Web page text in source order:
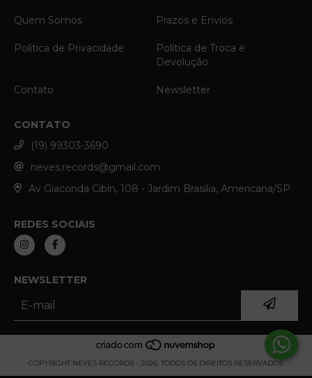
Quem Somos Prazos e Envios
Política de Privacidade
Política de Troca e
Devolução
Contato Newsletter
CONTATO
(19) 99303-3690
neves.records@gmail.com
Av Giaconda Cibin, 108 - Jardim Brasilia, Americana/SP
REDES SOCIAIS
NEWSLETTER
COPYRIGHT NEVES RECORDS - 2026. TODOS OS DIREITOS RESERVADOS.